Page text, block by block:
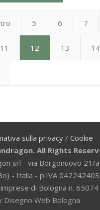
5 6 7
11 12 13 14
sulla privacy / Cookie
All Rights
srl - via Borgonuovo 21/
- Italia - p.IVA
di Bologna n.
Disegno Web Bologna